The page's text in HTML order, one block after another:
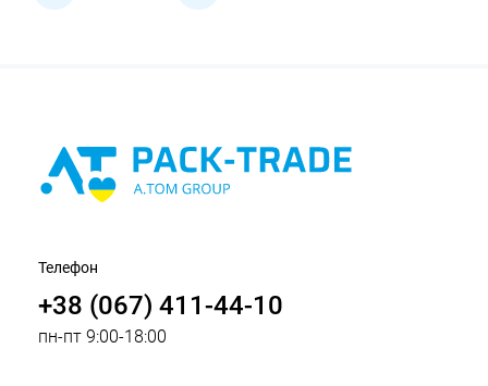
Телефон
+38 (067) 411-44-10
пн-пт 9:00-18:00